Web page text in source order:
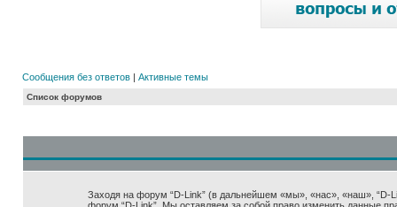
Сообщения без ответов | Активные темы
Список форумов
Заходя на форум “D-Link” (в дальнейшем «мы», «нас», «наш», “D-